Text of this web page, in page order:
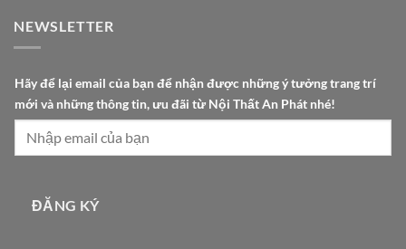
NEWSLETTER
g
Hãy để lại email của bạn để nhận được những ý tưởng trang trí
mới và những thông tin, ưu đãi từ Nội Thất An Phát nhé!
ĐĂNG KÝ